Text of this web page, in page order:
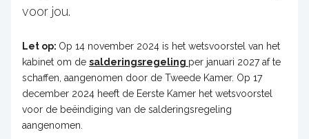
voor jou.
Let op: Op 14 november 2024 is het wetsvoorstel van het
kabinet om de salderingsregeling per januari 2027 af te
schaffen, aangenomen door de Tweede Kamer. Op 17
december 2024 heeft de Eerste Kamer het wetsvoorstel
voor de beëindiging van de salderingsregeling
aangenomen.